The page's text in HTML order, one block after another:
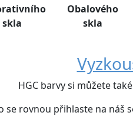
skla
Obalového
skla
HGC barvy si můžete
se rovnou přihlaste na náš